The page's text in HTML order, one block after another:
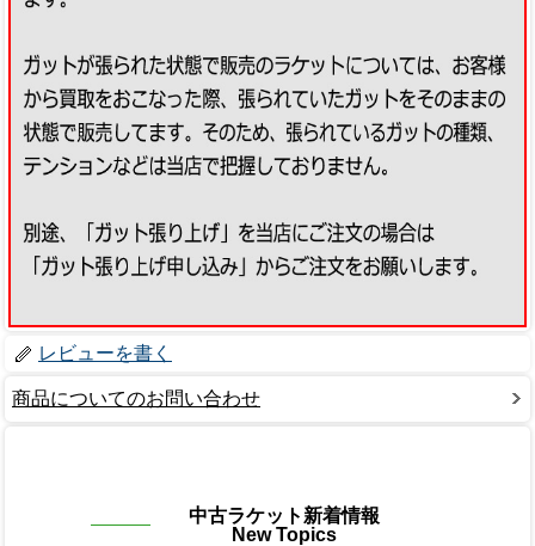
レビューを書く
商品についてのお問い合わせ
中古ラケット新着情報
New Topics